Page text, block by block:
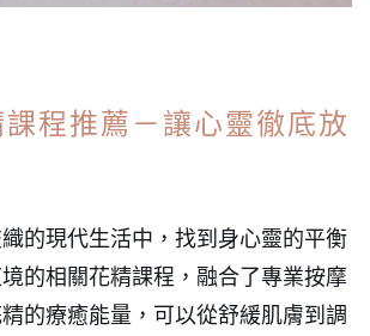
程推薦－讓心靈徹底放
的現代生活中，找到身心靈的平衡
的相關花精課程，融合了專業按摩
的療癒能量，可以從舒緩肌膚到調